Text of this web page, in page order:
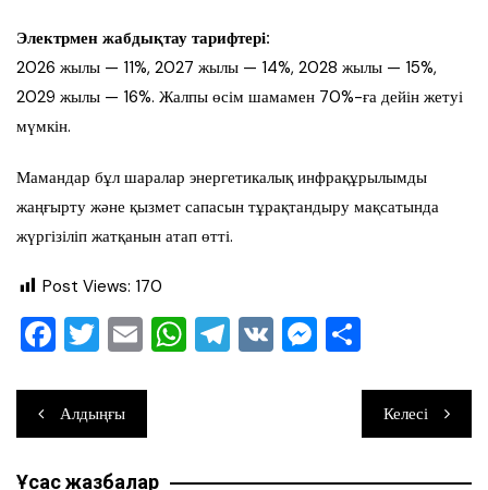
Электрмен жабдықтау тарифтері:
2026 жылы — 11%, 2027 жылы — 14%, 2028 жылы — 15%,
2029 жылы — 16%. Жалпы өсім шамамен 70%-ға дейін жетуі
мүмкін.
Мамандар бұл шаралар энергетикалық инфрақұрылымды
жаңғырту және қызмет сапасын тұрақтандыру мақсатында
жүргізіліп жатқанын атап өтті.
Post Views: 170
F
c
e
b
T
tt
er
E
ai
l
W
A
T
a
V M
n
ра
ви
ть
Навигация
по
Алдыңғы Келесі
Ұқсас жазбалар